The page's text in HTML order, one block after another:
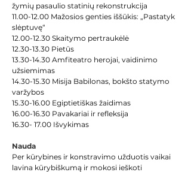
žymių pasaulio statinių rekonstrukcija
11.00-12.00 Mažosios genties iššūkis: „Pastatyk
slėptuvę“
12.00-12.30 Skaitymo pertraukėlė
12.30-13.30 Pietūs
13.30-14.30 Amfiteatro herojai, vaidinimo
užsiemimas
14.30-15.30 Misija Babilonas, bokšto statymo
varžybos
15.30-16.00 Egiptietiškas žaidimas
16.00-16.30 Pavakariai ir refleksija
16.30- 17.00 Išvykimas
Nauda
Per kūrybines ir konstravimo užduotis vaikai
lavina kūrybiškumą ir mokosi ieškoti